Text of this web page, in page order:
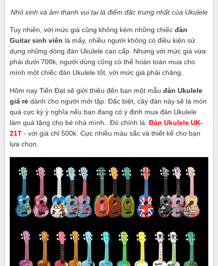
Nhỏ xinh và âm thanh vui tai là điểm đặc trưng nhất của Ukulele
Tuy nhiên, với mức giá cũng không kém những chiếc đàn
Guitar sinh viên là mấy, nhiều người không có điều kiện sử
dụng những dòng đàn Ukulele cao cấp. Nhưng với mức giá vừa
phải dưới 700k, người dùng cũng có thể hoàn toàn mua cho
mình một chiếc đàn Ukulele tốt, với mức giá phải chăng.
Hôm nay Tiến Đạt sẽ giới thiệu đến bạn một mẫu đàn Ukulele
giá rẻ dành cho người mới tập. Đặc biệt, cây đàn này sẽ là món
quà cực kỳ ý nghĩa nếu bạn đang có ý định mua đàn Ukulele
làm quà tặng cho bé nhà mình. Đó chính là: Đàn Ukulele UK-
21T - với giá chỉ 500k. Cực nhiều màu sắc và thiết kế cho bạn
lựa chọn.